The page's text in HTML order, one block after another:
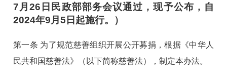
7月26日民政部部务会议通过，现予公布，自
2024年9月5日起施行。）
第一条 为了规范慈善组织开展公开募捐，根据《中华人
民共和国慈善法》（以下简称慈善法），制定本办法。